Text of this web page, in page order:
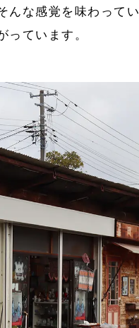
んな感覚を味わって
っています。